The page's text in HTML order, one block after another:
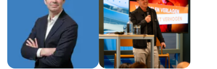
combinatie van
wetenschap, praktijk en
persoonlijke verhalen.